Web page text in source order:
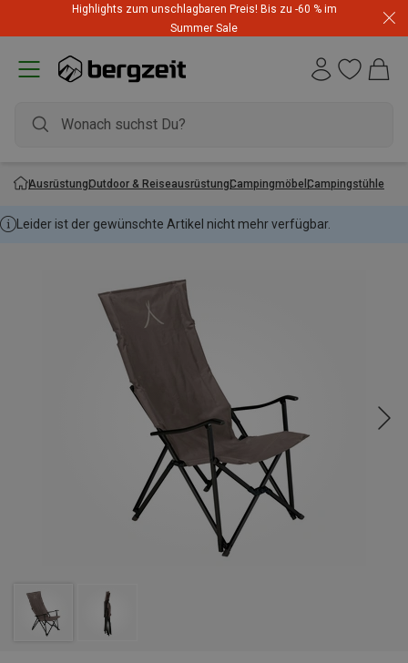
Highlights zum unschlagbaren Preis! Bis zu -60 % im
Summer Sale
AusrüstungOutdoor & ReiseausrüstungCampingmöbel Campingstühle
Leider ist der gewünschte Artikel nicht mehr verfügbar.